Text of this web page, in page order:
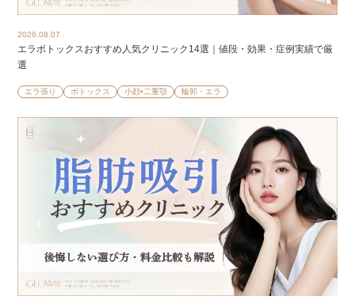
2026.08.07
エラボトックスおすすめ人気クリニック14選｜値段・効果・症例実績で厳
選
エラ張り ボトックス 小顔•二重顎 輪郭・エラ